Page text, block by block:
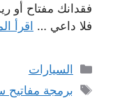
فقدانك مفتاح أو
فلا داعي … اقرأ
التصنيفات
السيارات
الوسوم
برمجة مفاتيح